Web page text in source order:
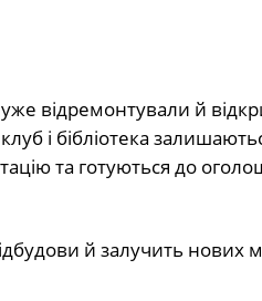
відремонтували й
і бібліотека
та готуються до
й залучить нових